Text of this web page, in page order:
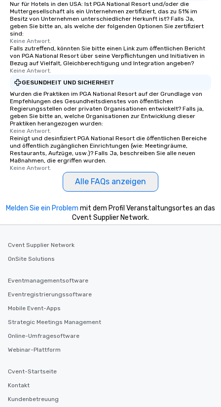
Nur für Hotels in den USA: Ist PGA National Resort und/oder die
Muttergesellschaft als ein Unternehmen zertifiziert, das zu 51% im
Besitz von Unternehmen unterschiedlicher Herkunft ist? Falls Ja,
geben Sie bitte an, als welche der folgenden Optionen Sie zertifiziert
sind:
Keine Antwort.
Falls zutreffend, könnten Sie bitte einen Link zum öffentlichen Bericht
von PGA National Resort über seine Verpflichtungen und Initiativen in
Bezug auf Vielfalt, Gleichberechtigung und Integration angeben?
Keine Antwort.
GESUNDHEIT UND SICHERHEIT
Wurden die Praktiken im PGA National Resort auf der Grundlage von
Empfehlungen des Gesundheitsdienstes von öffentlichen
Regierungsstellen oder privaten Organisationen entwickelt? Falls ja,
geben Sie bitte an, welche Organisationen zur Entwicklung dieser
Praktiken herangezogen wurden:
Keine Antwort.
Reinigt und desinfiziert PGA National Resort die öffentlichen Bereiche
und öffentlich zugänglichen Einrichtungen (wie: Meetingräume,
Restaurants, Aufzüge, usw.)? Falls Ja, beschreiben Sie alle neuen
Maßnahmen, die ergriffen wurden.
Keine Antwort.
Alle FAQs anzeigen
Melden Sie ein Problem mit dem Profil Veranstaltungsortes an das
Cvent Supplier Network.
Cvent Supplier Network
OnSite Solutions
Eventmanagementsoftware
Eventregistrierungssoftware
Mobile Event-Apps
Strategic Meetings Management
Online-Umfragesoftware
Webinar-Plattform
Cvent-Startseite
Kontakt
Kundenbetreuung